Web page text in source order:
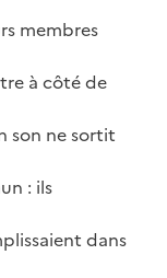
membres
à côté de
son ne sortit
: ils
dans